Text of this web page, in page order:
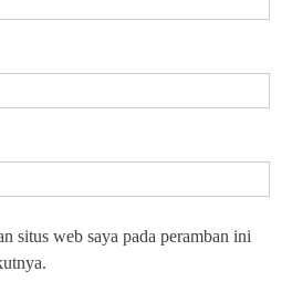
situs web saya pada peramban ini